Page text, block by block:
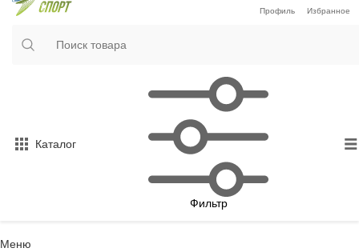
Профиль Избранное
Каталог
Фильтр
Меню